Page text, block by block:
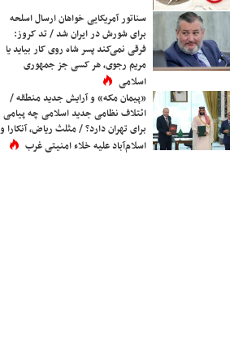
سناتور آمریکایی خواهان ارسال اسلحه
برای شورش در ایران شد / تد کروز:
فرقی نمی‌کند پسر شاه روی کار بیاید یا
مریم رجوی، هر کسی جز جمهوری
اسلامی
«پیمان مکه» و آرایش جدید منطقه /
ائتلاف نظامی جدید اسلامی چه پیامی
برای تهران دارد؟ / مثلث ریاض، آنکارا و
اسلام‌آباد علیه خلاء امنیتی غرب